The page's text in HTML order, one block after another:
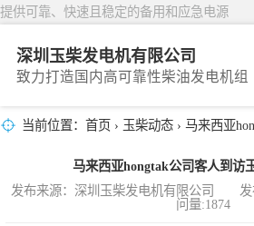
提供可靠、快速且稳定的备用和应急电源
深圳玉柴发电机有限公司
致力打造国内高可靠性柴油发电机组
当前位置： 首页 › 玉柴动态 › 马来西亚
马来西亚hongtak公司客人到访
发布来源：深圳玉柴发电机有限公司
问量:1874
固定开放式
封闭撬装式